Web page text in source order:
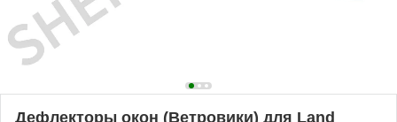
Дефлекторы окон (Ветровики) для Land